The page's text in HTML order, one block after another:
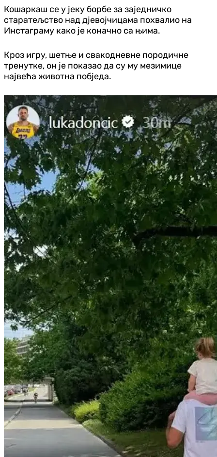
Кошаркаш се у јеку борбе за заједничко
старатељство над дјевојчицама похвалио на
Инстаграму како је коначно са њима.
Кроз игру, шетње и свакодневне породичне
тренутке, он је показао да су му мезимице
највећа животна побједа.